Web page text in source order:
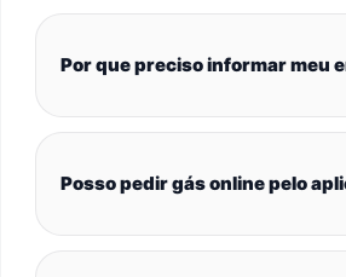
Por que preciso informar meu
Posso pedir gás online pelo